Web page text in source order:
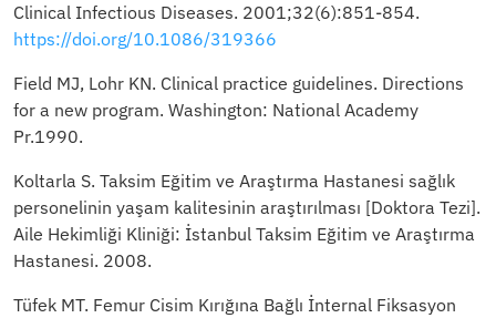
Clinical Infectious Diseases. 2001;32(6):851-854.
https://doi.org/10.1086/319366
Field MJ, Lohr KN. Clinical practice guidelines. Directions
for a new program. Washington: National Academy
Pr.1990.
Koltarla S. Taksim Eğitim ve Araştırma Hastanesi sağlık
personelinin yaşam kalitesinin araştırılması [Doktora Tezi].
Aile Hekimliği Kliniği: İstanbul Taksim Eğitim ve Araştırma
Hastanesi. 2008.
Tüfek MT. Femur Cisim Kırığına Bağlı İnternal Fiksasyon